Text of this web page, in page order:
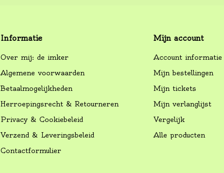
Informatie
Over mij: de imker
Algemene voorwaarden
Betaalmogelijkheden
Herroepingsrecht & Retourneren
Privacy & Cookiebeleid
Verzend & Leveringsbeleid
Contactformulier
Mijn account
Account informatie
Mijn bestellingen
Mijn tickets
Mijn verlanglijst
Vergelijk
Alle producten